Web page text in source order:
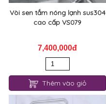
Vòi sen tắm nóng lạnh sus304
cao cấp VS079
7,400,000đ
Thêm vào giỏ